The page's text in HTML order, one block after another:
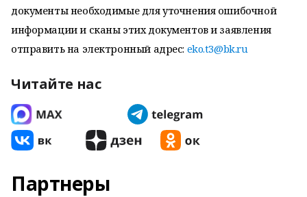
документы необходимые для уточнения ошибочной
информации и сканы этих документов и заявления
отправить на электронный адрес: eko.t3@bk.ru
Читайте нас
Партнеры